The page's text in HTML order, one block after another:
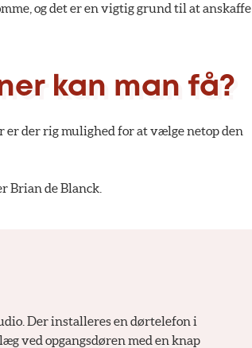
og det er en vigtig grund til at anskaffe
kan man få?
der rig mulighed for at vælge netop den
Brian de Blanck.
Der installeres en dørtelefon i
ved opgangsdøren med en knap